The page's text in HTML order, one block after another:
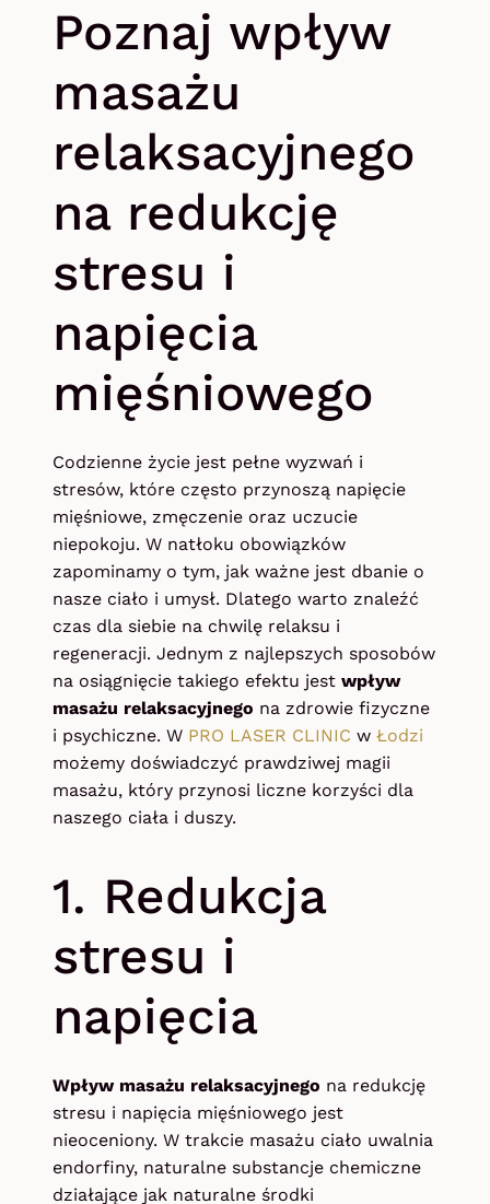
Poznaj wpływ
masażu
relaksacyjnego
na redukcję
stresu i
napięcia
mięśniowego
Codzienne życie jest pełne wyzwań i
stresów, które często przynoszą napięcie
mięśniowe, zmęczenie oraz uczucie
niepokoju. W natłoku obowiązków
zapominamy o tym, jak ważne jest dbanie o
nasze ciało i umysł. Dlatego warto znaleźć
czas dla siebie na chwilę relaksu i
regeneracji. Jednym z najlepszych sposobów
na osiągnięcie takiego efektu jest wpływ
masażu relaksacyjnego na zdrowie fizyczne
i psychiczne. W PRO LASER CLINIC w Łodzi
możemy doświadczyć prawdziwej magii
masażu, który przynosi liczne korzyści dla
naszego ciała i duszy.
1. Redukcja
stresu i
napięcia
Wpływ masażu relaksacyjnego na redukcję
stresu i napięcia mięśniowego jest
nieoceniony. W trakcie masażu ciało uwalnia
endorfiny, naturalne substancje chemiczne
działające jak naturalne środki